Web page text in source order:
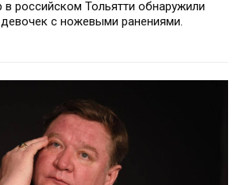
в российском Тольятти обнаружили
с ножевыми ранениями.